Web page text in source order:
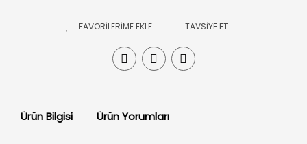
TAVSİYE ET
Ürün Bilgisi Ürün Yorumları